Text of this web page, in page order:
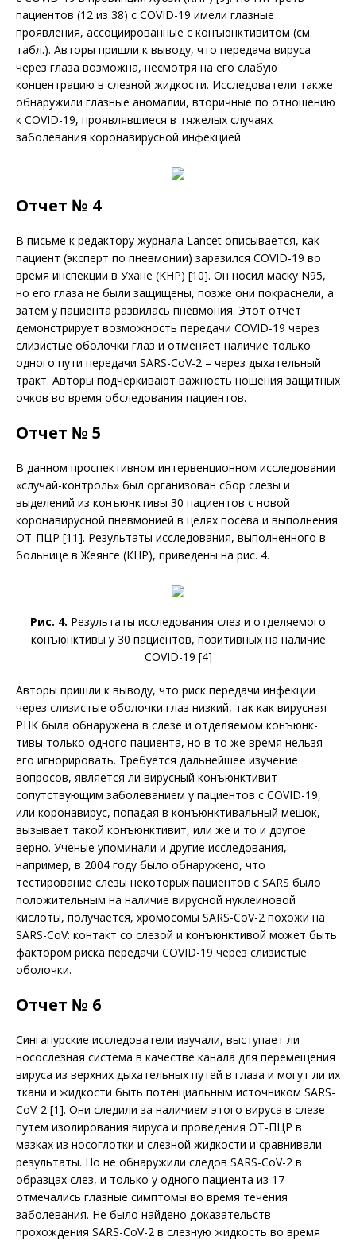
пациентов (12 из 38) с COVID-19 имели глазные
проявления, ассоциированные с конъюнктивитом (см.
табл.). Авторы пришли к выводу, что передача вируса
через глаза возможна, несмотря на его слабую
концентрацию в слезной жидкости. Исследователи также
обнаружили глазные аномалии, вторичные по отношению
к COVID-19, проявлявшиеся в тяжелых случаях
заболевания коронавирусной инфекцией.
Отчет № 4
В письме к редактору журнала Lancet описывается, как
пациент (эксперт по пневмонии) заразился COVID-19 во
время инспекции в Ухане (КНР) [10]. Он носил маску N95,
но его глаза не были защищены, позже они покраснели, а
затем у пациента развилась пневмония. Этот отчет
демонстрирует возможность передачи COVID-19 через
слизистые оболочки глаз и отменяет наличие только
одного пути передачи SARS-CoV-2 – через дыхательный
тракт. Авторы подчеркивают важность ношения защитных
очков во время обследования пациентов.
Отчет № 5
В данном проспективном интервенционном исследовании
«случай-контроль» был организован сбор слезы и
выделений из конъюнктивы 30 пациентов с новой
коронавирусной пневмонией в целях посева и выполнения
ОТ-ПЦР [11]. Результаты исследования, выполненного в
больнице в Жеянге (КНР), приведены на рис. 4.
Рис. 4. Результаты исследования слез и отделяемого
конъюнктивы у 30 пациентов, позитивных на наличие
COVID-19 [4]
Авторы пришли к выводу, что риск передачи инфекции
через слизистые оболочки глаз низкий, так как вирусная
РНК была обнаружена в слезе и отделяемом конъюнк­
тивы только одного пациента, но в то же время нельзя
его игнорировать. Требуется дальнейшее изучение
вопросов, является ли вирусный конъюнктивит
сопутствующим заболеванием у пациентов с COVID-19,
или коронавирус, попадая в конъюнктивальный мешок,
вызывает такой конъюнктивит, или же и то и другое
верно. Ученые упоминали и другие исследования,
например, в 2004 году было обнаружено, что
тестирование слезы некоторых пациентов с SARS было
положительным на наличие вирусной нуклеиновой
кислоты, получается, хромосомы SARS-CoV-2 похожи на
SARS-CoV: контакт со слезой и конъюнктивой может быть
фактором риска передачи COVID-19 через слизистые
оболочки.
Отчет № 6
Сингапурские исследователи изучали, выступает ли
носослезная система в качестве канала для перемещения
вируса из верхних дыхательных путей в глаза и могут ли их
ткани и жидкости быть потенциальным источником SARS-
CoV-2 [1]. Они следили за наличием этого вируса в слезе
путем изолирования вируса и проведения ОТ-ПЦР в
мазках из носоглотки и слезной жидкости и сравнивали
результаты. Но не обнаружили следов SARS-CoV-2 в
образцах слез, и только у одного пациента из 17
отмечались глазные симптомы во время течения
заболевания. Не было найдено доказательств
прохождения SARS-CoV-2 в слезную жидкость во время